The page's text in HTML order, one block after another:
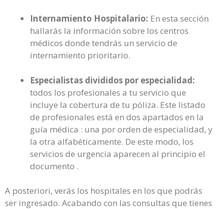
Internamiento Hospitalario: En esta sección
hallarás la información sobre los centros
médicos donde tendrás un servicio de
internamiento prioritario.
Especialistas divididos por especialidad:
todos los profesionales a tu servicio que
incluye la cobertura de tu póliza. Este listado
de profesionales está en dos apartados en la
guía médica : una por orden de especialidad, y
la otra alfabéticamente. De este modo, los
servicios de urgencia aparecen al principio el
documento .
A posteriori, verás los hospitales en los que podrás
ser ingresado. Acabando con las consultas que tienes